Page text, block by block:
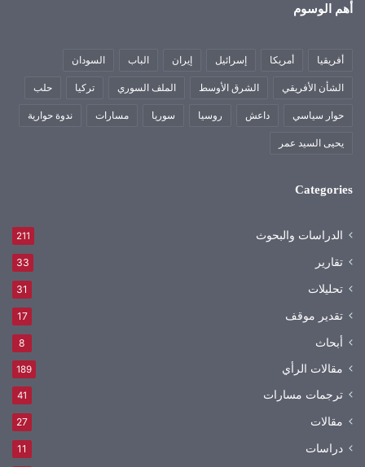
أهم الوسوم
أفريقيا أمريكا إسرائيل إيران الباب السودان
الشأن الأفريقي الشرق الأوسط الملف السوري تركيا حلب
حوار سياسي داعش روسيا سوريا مسارات ندوة حوارية
يحيى السيد عمر
Categories
الدراسات والبحوث 211
تقارير 33
تحليلات 31
تقدير موقف 17
أبحاث 8
مقالات الرأي 189
ترجمات مسارات 41
مقالات 27
دراسات 11